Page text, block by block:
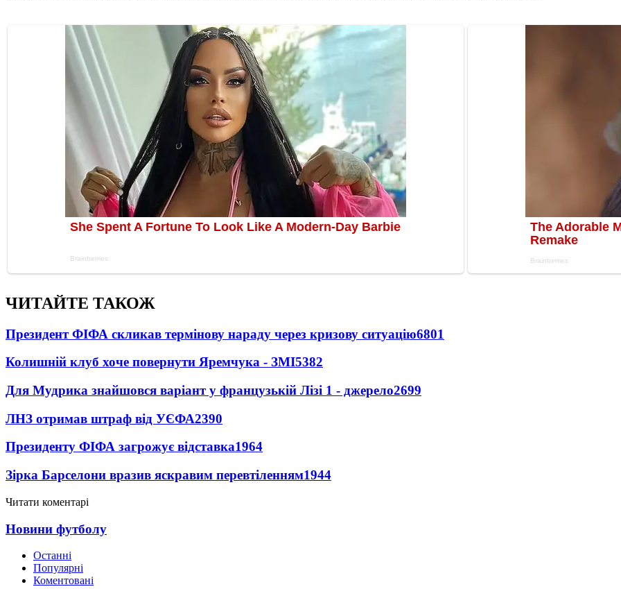
ЧИТАЙТЕ ТАКОЖ
Президент ФІФА скликав термінову нараду через кризову ситуацію6801
Колишній клуб хоче повернути Яремчука - ЗМІ5382
Для Мудрика знайшовся варіант у французькій Лізі 1 - джерело2699
ЛНЗ отримав штраф від УЄФА2390
Президенту ФІФА загрожує відставка1964
Зірка Барселони вразив яскравим перевтіленням1944
Читати коментарі
Новини футболу
Останні
Популярні
Коментовані